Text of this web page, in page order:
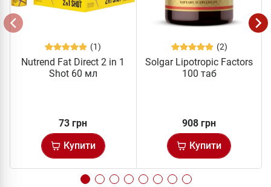
(1)
Nutrend Fat Direct 2 in 1
Shot 60 мл
73 грн
Купити
(2)
Solgar Lipotropic Factors
100 таб
908 грн
Купити